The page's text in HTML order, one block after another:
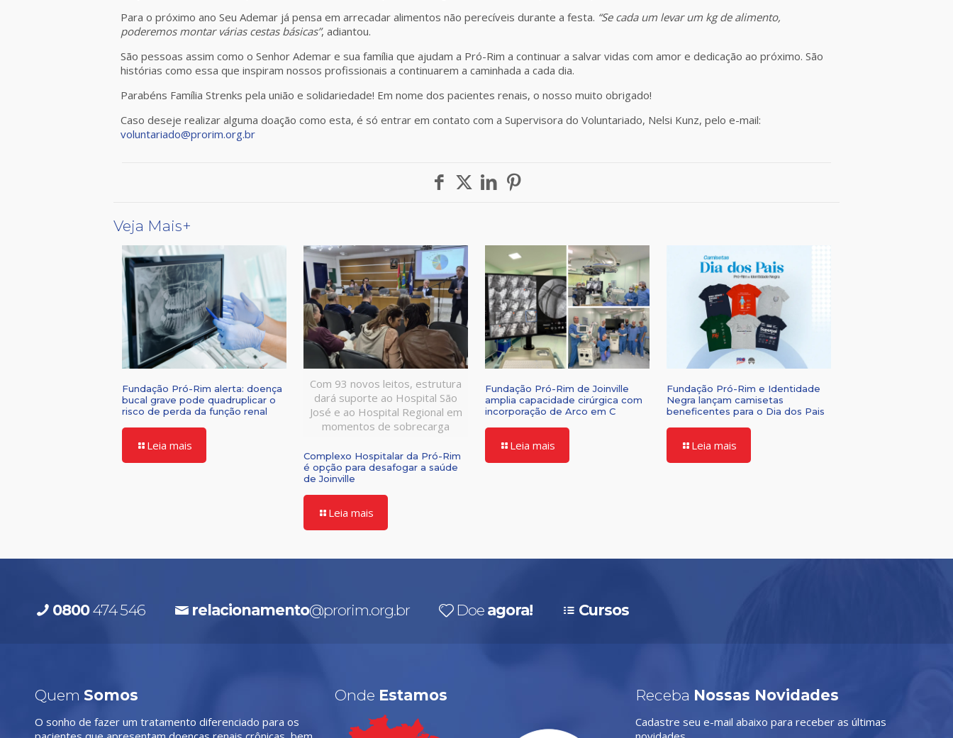
Para o próximo ano Seu Ademar já pensa em arrecadar alimentos não perecíveis durante a festa. “Se cada um levar um kg de alimento,
poderemos montar várias cestas básicas”, adiantou.
São pessoas assim como o Senhor Ademar e sua família que ajudam a Pró-Rim a continuar a salvar vidas com amor e dedicação ao próximo. São
histórias como essa que inspiram nossos profissionais a continuarem a caminhada a cada dia.
Parabéns Família Strenks pela união e solidariedade! Em nome dos pacientes renais, o nosso muito obrigado!
Caso deseje realizar alguma doação como esta, é só entrar em contato com a Supervisora do Voluntariado, Nelsi Kunz, pelo e-mail:
voluntariado@prorim.org.br
Veja Mais+
Fundação Pró-Rim alerta: doença
bucal grave pode quadruplicar o
risco de perda da função renal
Leia mais
Com 93 novos leitos, estrutura
dará suporte ao Hospital São
José e ao Hospital Regional em
momentos de sobrecarga
Complexo Hospitalar da Pró-Rim
é opção para desafogar a saúde
de Joinville
Leia mais
Fundação Pró-Rim de Joinville
amplia capacidade cirúrgica com
incorporação de Arco em C
Leia mais
Fundação Pró-Rim e Identidade
Negra lançam camisetas
beneficentes para o Dia dos Pais
Leia mais
0800474 546 relacionamento@prorim.org.br Doe agora! Cursos
Quem Somos
O sonho de fazer um tratamento diferenciado para os
Onde Estamos Receba Nossas Novidades
Cadastre seu e-mail abaixo para receber as últimas